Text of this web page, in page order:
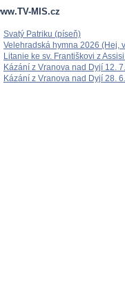
MIS.cz
Svatý Patriku (píseň)
Velehradská hymna 2026 (Hej,
Litanie ke sv. Františkovi z
Kázání z Vranova nad Dyjí 12.
Kázání z Vranova nad Dyjí 28.